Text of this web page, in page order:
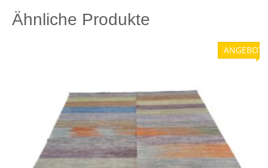
Ähnliche Produkte
ANGEBOT!